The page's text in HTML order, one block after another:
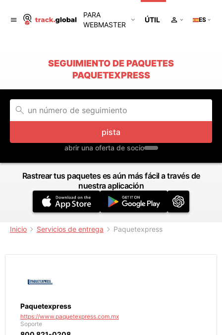
PARA
WEBMASTER
ÚTIL ES
SEGUIMIENTO DE PAQUETES
PAQUETEXPRESS
pista
abrir una oferta de socio
Rastrear tus paquetes es aún más fácil a través de
nuestra aplicación
Inicio Servicios de entrega Paquetexpress
Paquetexpress
https://www.paquetexpress.com.mx
Soporte